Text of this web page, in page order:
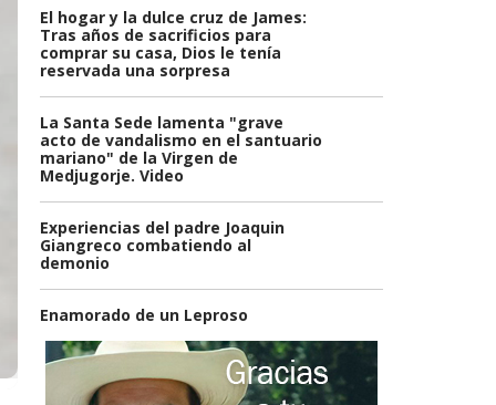
El hogar y la dulce cruz de James:
Tras años de sacrificios para
comprar su casa, Dios le tenía
reservada una sorpresa
La Santa Sede lamenta "grave
acto de vandalismo en el santuario
mariano" de la Virgen de
Medjugorje. Video
Experiencias del padre Joaquin
Giangreco combatiendo al
demonio
Enamorado de un Leproso